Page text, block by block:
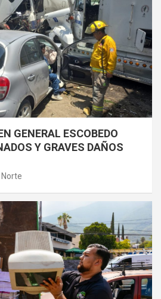
GENERAL ESCOBEDO
Y GRAVES DAÑOS